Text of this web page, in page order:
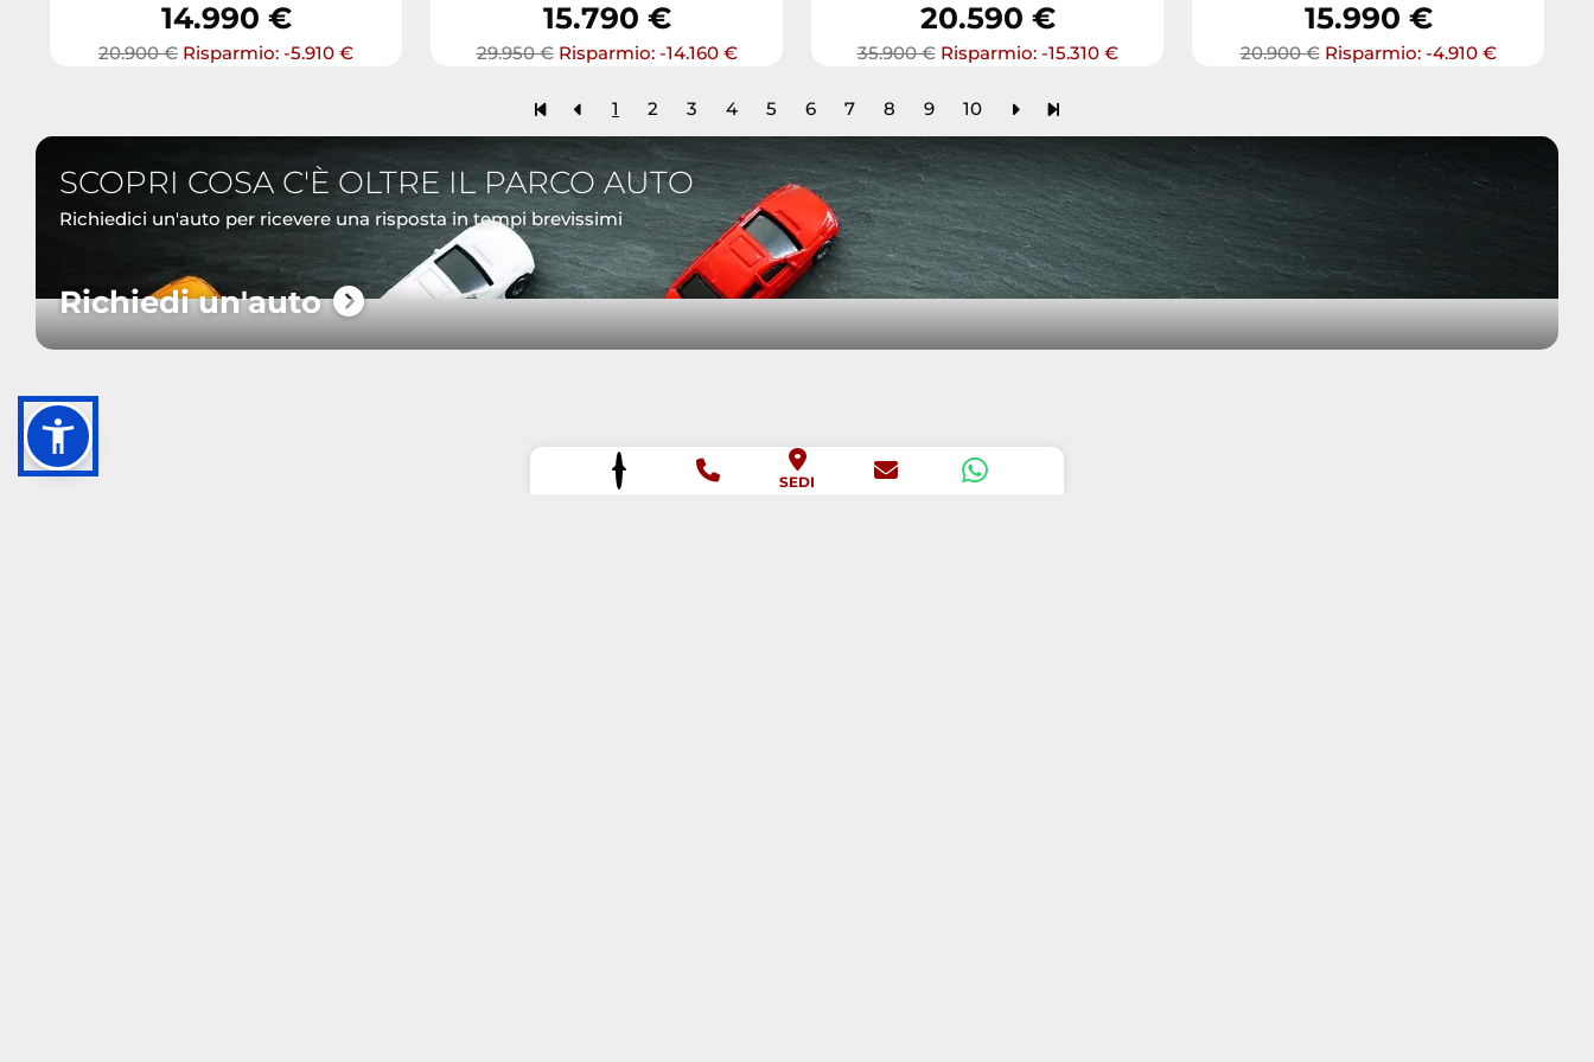
14.990 €
20.900 € Risparmio: -5.910 €
15.790 €
29.950 € Risparmio: -14.160 €
20.590 €
35.900 € Risparmio: -15.310 €
15.990 €
20.900 € Risparmio: -4.910 €
1 2 3 4 5 6 7 8 9 10
SCOPRI COSA C'È OLTRE IL PARCO AUTO
Richiedici un'auto per ricevere una risposta in tempi brevissimi
Richiedi un'auto
SEDI